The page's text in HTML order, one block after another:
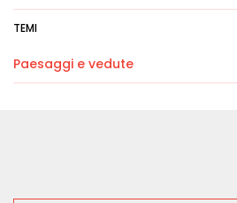
TEMI
Paesaggi e vedute